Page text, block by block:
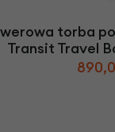
torba
Transit Travel